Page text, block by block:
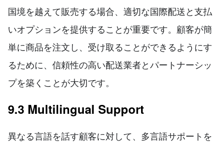
国境を越えて販売する場合、適切な国際配送と支払
いオプションを提供することが重要です。顧客が簡
単に商品を注文し、受け取ることができるようにす
るために、信頼性の高い配送業者とパートナーシッ
プを築くことが大切です。
9.3 Multilingual Support
異なる言語を話す顧客に対して、多言語サポートを